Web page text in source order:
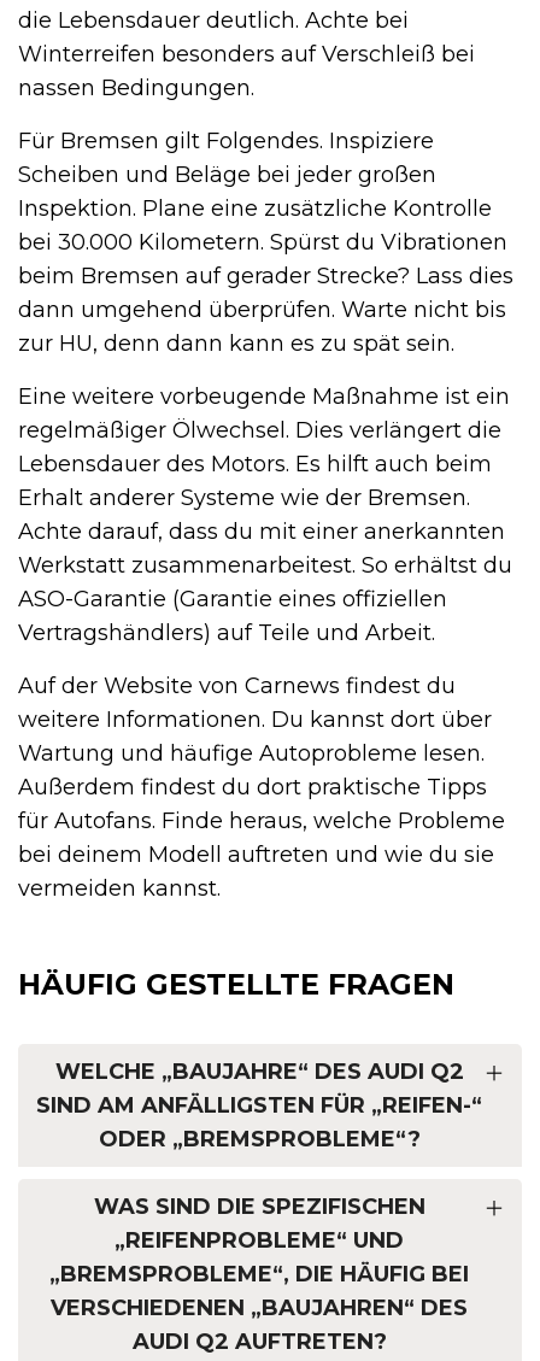
die Lebensdauer deutlich. Achte bei
Winterreifen besonders auf Verschleiß bei
nassen Bedingungen.
Für Bremsen gilt Folgendes. Inspiziere
Scheiben und Beläge bei jeder großen
Inspektion. Plane eine zusätzliche Kontrolle
bei 30.000 Kilometern. Spürst du Vibrationen
beim Bremsen auf gerader Strecke? Lass dies
dann umgehend überprüfen. Warte nicht bis
zur HU, denn dann kann es zu spät sein.
Eine weitere vorbeugende Maßnahme ist ein
regelmäßiger Ölwechsel. Dies verlängert die
Lebensdauer des Motors. Es hilft auch beim
Erhalt anderer Systeme wie der Bremsen.
Achte darauf, dass du mit einer anerkannten
Werkstatt zusammenarbeitest. So erhältst du
ASO-Garantie (Garantie eines offiziellen
Vertragshändlers) auf Teile und Arbeit.
Auf der Website von Carnews findest du
weitere Informationen. Du kannst dort über
Wartung und häufige Autoprobleme lesen.
Außerdem findest du dort praktische Tipps
für Autofans. Finde heraus, welche Probleme
bei deinem Modell auftreten und wie du sie
vermeiden kannst.
HÄUFIG GESTELLTE FRAGEN
WELCHE „BAUJAHRE“ DES AUDI Q2
SIND AM ANFÄLLIGSTEN FÜR „REIFEN-“
ODER „BREMSPROBLEME“?
WAS SIND DIE SPEZIFISCHEN
„REIFENPROBLEME“ UND
„BREMSPROBLEME“, DIE HÄUFIG BEI
VERSCHIEDENEN „BAUJAHREN“ DES
AUDI Q2 AUFTRETEN?